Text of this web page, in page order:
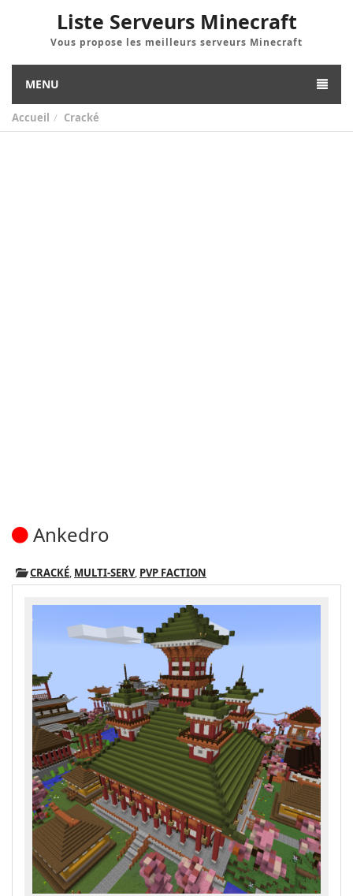
Liste Serveurs Minecraft
Vous propose les meilleurs serveurs Minecraft
MENU
Accueil Cracké
Ankedro
CRACKÉ, MULTI-SERV, PVP FACTION